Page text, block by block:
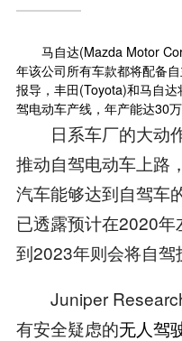
马自达(Mazda Motor
年该公司所有车款都将配备
报导，丰田(Toyota)和马自
驾电动车产线，年产能达30
日系车厂的大动作
推动自驾电动车上路
汽车能够达到自驾车
已透露预计在2020年
到2023年则会将自驾
Juniper Research
有安全疑虑的无人驾